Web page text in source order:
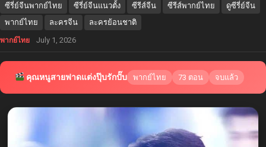
ซีรี่ย์จีนพากย์ไทย
ซีรี่ย์จีนแนวตั้ง ซีรีส์จีน ซีรีส์พากย์ไทย
ดูซีรี่ย์จีน
พากย์ไทย
ละครจีน ละครย้อนชาติ
พากย์ไทย July 1, 2026
คุณหนูสายฟาดแต่งปุ๊บรักปั๊บ พากย์ไทย 73 ตอน จบแล้ว